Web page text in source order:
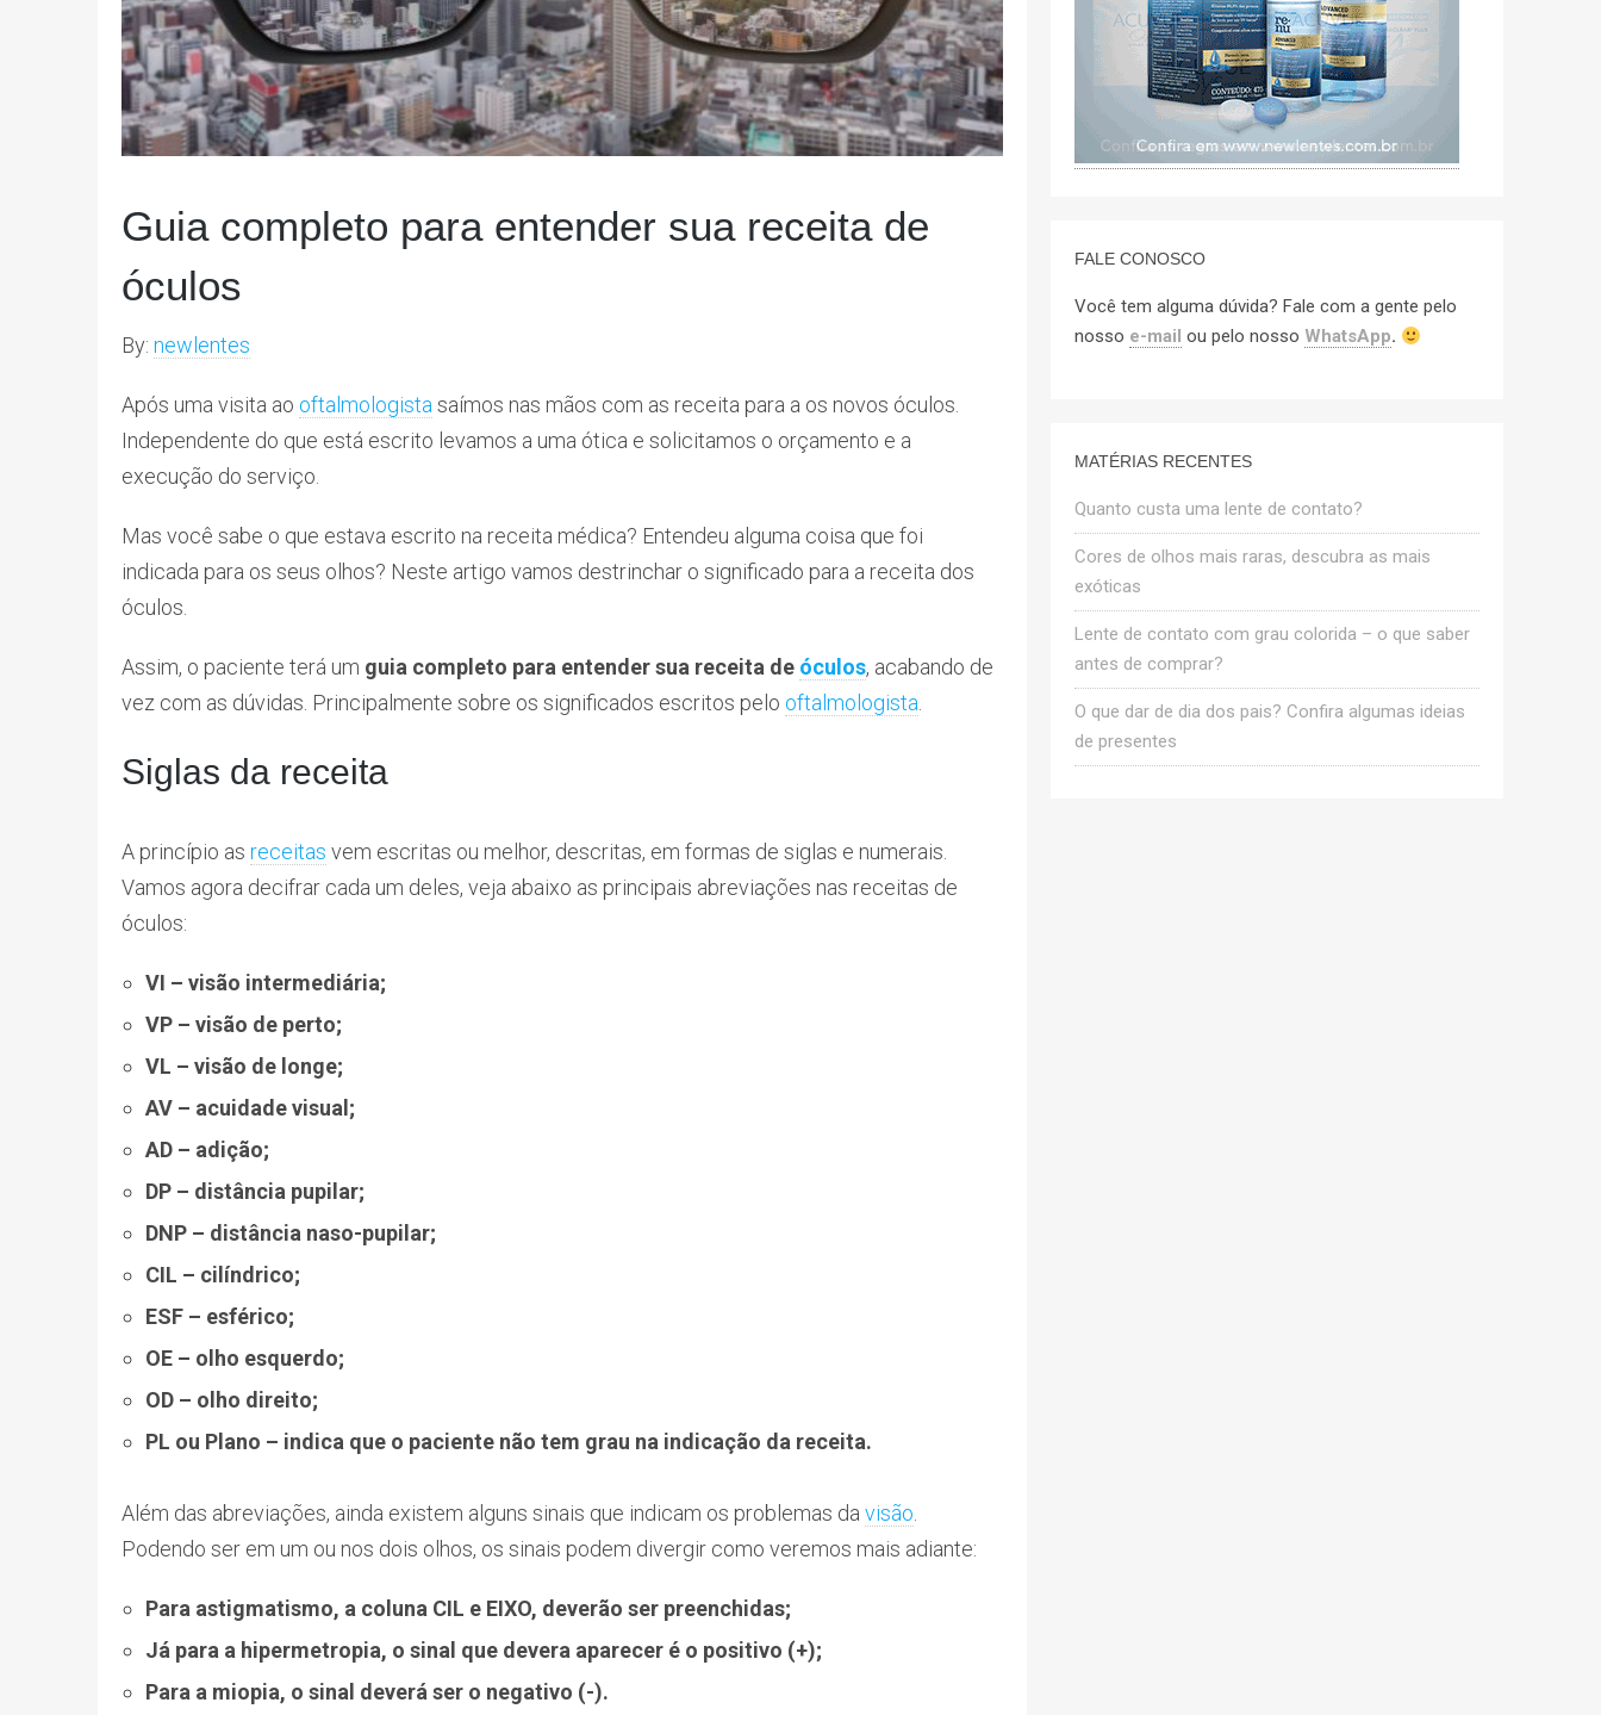
Guia completo para entender sua receita de
óculos
By: newlentes
Após uma visita ao oftalmologista saímos nas mãos com as receita para a os novos óculos.
Independente do que está escrito levamos a uma ótica e solicitamos o orçamento e a
execução do serviço.
Mas você sabe o que estava escrito na receita médica? Entendeu alguma coisa que foi
indicada para os seus olhos? Neste artigo vamos destrinchar o significado para a receita dos
óculos.
Assim, o paciente terá um guia completo para entender sua receita de óculos, acabando de
vez com as dúvidas. Principalmente sobre os significados escritos pelo oftalmologista
Siglas da receita
A princípio as receitas vem escritas ou melhor, descritas, em formas de siglas e numerais.
Vamos agora decifrar cada um deles, veja abaixo as principais abreviações nas receitas de
óculos:
VI – visão intermediária;
VP – visão de perto;
VL – visão de longe;
AV – acuidade visual;
AD – adição;
DP – distância pupilar;
DNP – distância naso-pupilar;
CIL – cilíndrico;
ESF – esférico;
OE – olho esquerdo;
OD – olho direito;
PL ou Plano – indica que o paciente não tem grau na indicação da receita.
Além das abreviações, ainda existem alguns sinais que indicam os problemas da visão
Podendo ser em um ou nos dois olhos, os sinais podem divergir como veremos mais adiante:
Para astigmatismo, a coluna CIL e EIXO, deverão ser preenchidas;
Já para a hipermetropia, o sinal que devera aparecer é o positivo (+);
Para a miopia, o sinal deverá ser o negativo (-).
FALE CONOSCO
Você tem alguma dúvida? Fale com a gente pelo
nosso e-mail ou pelo nosso WhatsApp.
MATÉRIAS RECENTES
Quanto custa uma lente de contato?
Cores de olhos mais raras, descubra as mais
exóticas
Lente de contato com grau colorida – o que saber
antes de comprar?
O que dar de dia dos pais? Confira algumas ideias
de presentes